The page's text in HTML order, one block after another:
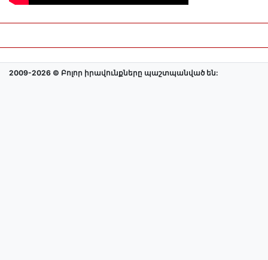
2009-2026 © Բոլոր իրավունքները պաշտպանված են: